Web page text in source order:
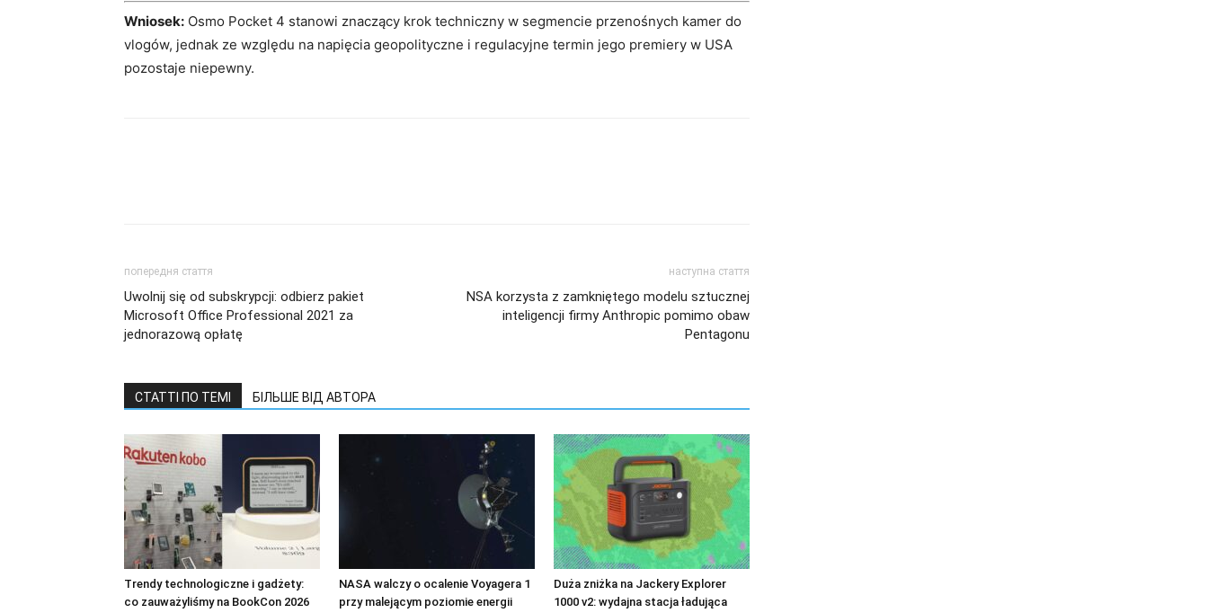
Wniosek: Osmo Pocket 4 stanowi znaczący krok techniczny w segmencie przenośnych kamer do
vlogów, jednak ze względu na napięcia geopolityczne i regulacyjne termin jego premiery w USA
pozostaje niepewny.
попередня стаття
Uwolnij się od subskrypcji: odbierz pakiet
Microsoft Office Professional 2021 za
jednorazową opłatę
наступна стаття
NSA korzysta z zamkniętego modelu sztucznej
inteligencji firmy Anthropic pomimo obaw
Pentagonu
СТАТТІ ПО ТЕМІ БІЛЬШЕ ВІД АВТОРА
Trendy technologiczne i gadżety:
co zauważyliśmy na BookCon 2026
NASA walczy o ocalenie Voyagera 1
przy malejącym poziomie energii
Duża zniżka na Jackery Explorer
1000 v2: wydajna stacja ładująca